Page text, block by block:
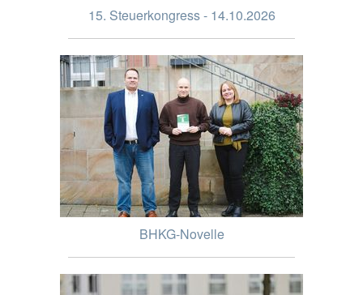
15. Steuerkongress - 14.10.2026
BHKG-Novelle